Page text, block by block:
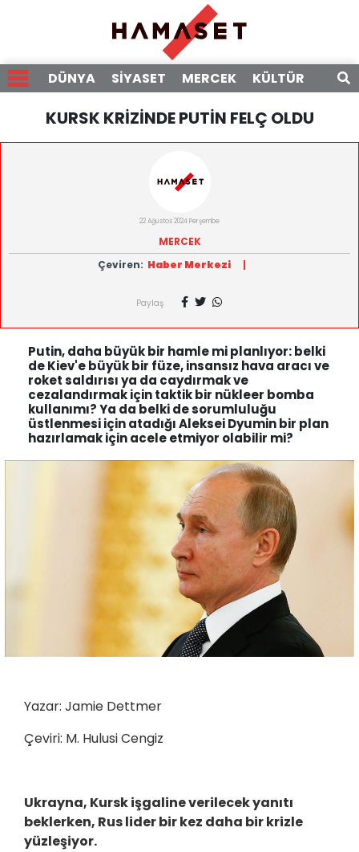
DÜNYA SİYASET MERCEK KÜLTÜR
KURSK KRİZİNDE PUTİN FELÇ OLDU
22 Ağustos 2024 Perşembe
MERCEK
Çeviren: Haber Merkezi |
Paylaş
Putin, daha büyük bir hamle mi planlıyor: belki
de Kiev'e büyük bir füze, insansız hava aracı ve
roket saldırısı ya da caydırmak ve
cezalandırmak için taktik bir nükleer bomba
kullanımı? Ya da belki de sorumluluğu
üstlenmesi için atadığı Aleksei Dyumin bir plan
hazırlamak için acele etmiyor olabilir mi?
Yazar: Jamie Dettmer
Çeviri: M. Hulusi Cengiz
Ukrayna, Kursk işgaline verilecek yanıtı
beklerken, Rus lider bir kez daha bir krizle
yüzleşiyor.